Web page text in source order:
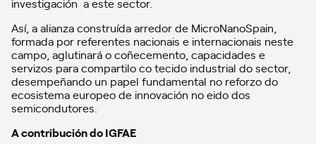
Así, a alianza construída arredor de MicroNanoSpain,
formada por referentes nacionais e internacionais neste
campo, aglutinará o coñecemento, capacidades e
servizos para compartilo co tecido industrial do sector,
desempeñando un papel fundamental no reforzo do
ecosistema europeo de innovación no eido dos
semicondutores.
A contribución do IGFAE